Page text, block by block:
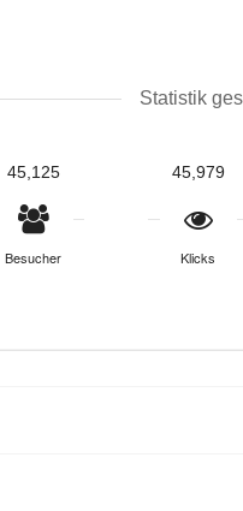
Statistik
45,125
Besucher
45,979
Klicks